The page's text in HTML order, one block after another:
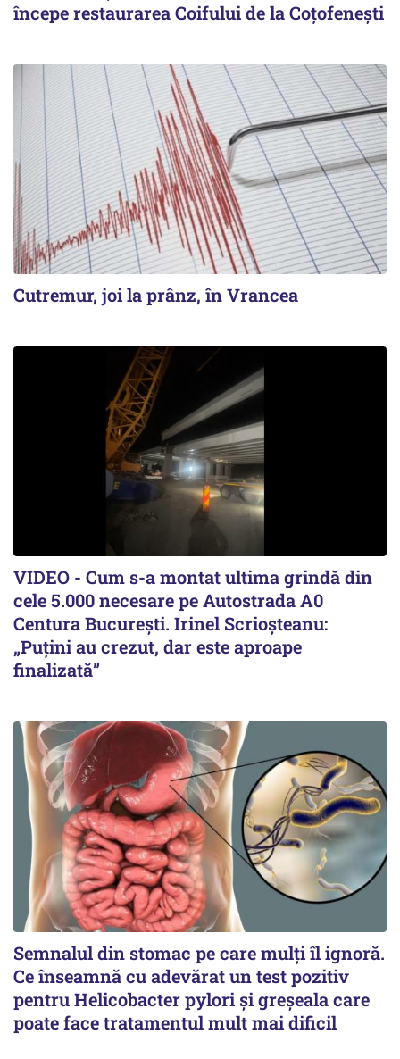
începe restaurarea Coifului de la Coțofenești
Cutremur, joi la prânz, în Vrancea
VIDEO - Cum s-a montat ultima grindă din
cele 5.000 necesare pe Autostrada A0
Centura București. Irinel Scrioșteanu:
„Puțini au crezut, dar este aproape
finalizată”
Semnalul din stomac pe care mulți îl ignoră.
Ce înseamnă cu adevărat un test pozitiv
pentru Helicobacter pylori și greșeala care
poate face tratamentul mult mai dificil